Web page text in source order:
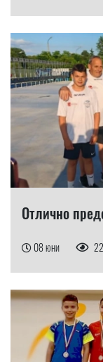
Отлично
08 юни